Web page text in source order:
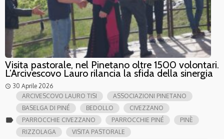
Visita pastorale, nel Pinetano oltre 1500 volontari.
L’Arcivescovo Lauro rilancia la sfida della sinergia
access_time 30 Aprile 2026
label
ARCIVESCOVO LAURO TISI
ASSOCIAZIONI PINETANO
BASELGA DI PINÉ
BEDOLLO
CIVEZZANO
PARROCCHIE CIVEZZANO
PARROCCHIE PINÉ
PINÈ
RIZZOLAGA
VISITA PASTORALE